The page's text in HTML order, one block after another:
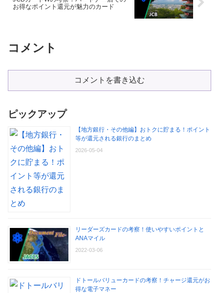
お得なポイント還元が魅力のカード
コメント
コメントを書き込む
ピックアップ
【地方銀行・その他編】おトクに貯まる！ポイント
等が還元される銀行のまとめ
2026-05-04
リーダーズカードの考察！使いやすいポイントと
ANAマイル
2022-03-06
ドトールバリューカードの考察！チャージ還元がお
得な電子マネー